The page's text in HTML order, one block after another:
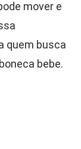
mover e
quem busca
bebe.